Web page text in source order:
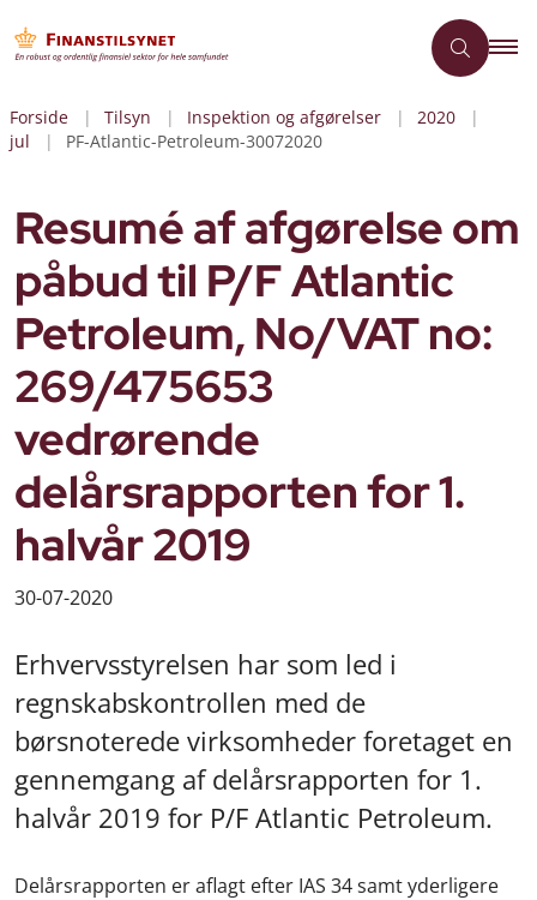
Forside Tilsyn Inspektion og afgørelser
2020
jul
PF-Atlantic-Petroleum-30072020
Resumé af afgørelse om
påbud til P/F Atlantic
Petroleum, No/VAT no:
269/475653
vedrørende
delårsrapporten for 1.
halvår 2019
30-07-2020
Erhvervsstyrelsen har som led i
regnskabskontrollen med de
børsnoterede virksomheder foretaget en
gennemgang af delårsrapporten for 1.
halvår 2019 for P/F Atlantic Petroleum.
Delårsrapporten er aflagt efter IAS 34 samt yderligere